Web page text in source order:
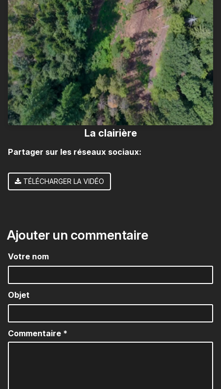
La clairière
Partager sur les réseaux sociaux:
TÉLÉCHARGER LA VIDÉO
Ajouter un commentaire
Votre nom
Objet
Commentaire *